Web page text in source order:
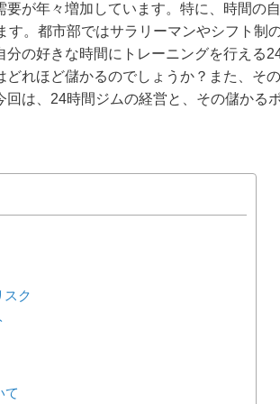
が年々増加しています。特に、時間の
。都市部ではサラリーマンやシフト制
の好きな時間にトレーニングを行える
れほど儲かるのでしょうか？また、そ
は、24時間ジムの経営と、その儲かる
スク
て